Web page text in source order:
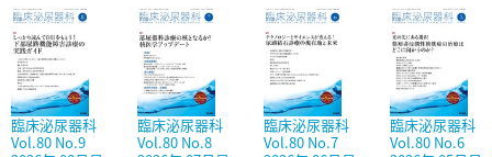
臨床泌尿器科
Vol.80 No.9
臨床泌尿器科
Vol.80 No.8
臨床泌尿器科
Vol.80 No.7
臨床泌尿器科
Vol.80 No.6